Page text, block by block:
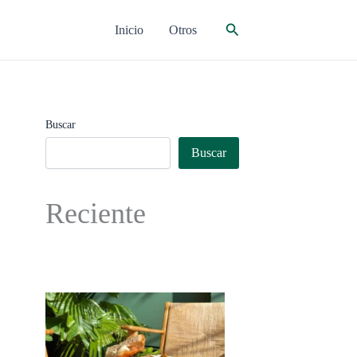
Inicio Otros Buscar
Buscar
Buscar
Reciente